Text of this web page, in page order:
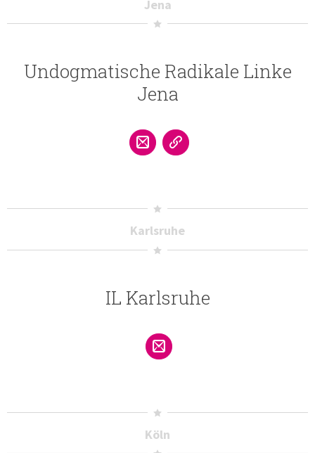
Jena
Undogmatische Radikale Linke
Jena
Karlsruhe
IL Karlsruhe
Köln